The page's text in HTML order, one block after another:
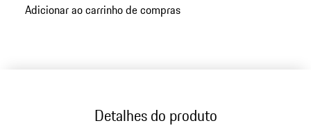
Adicionar ao carrinho de compras
Detalhes do produto